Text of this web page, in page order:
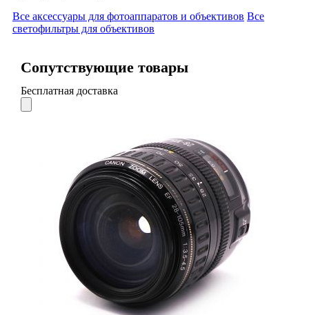
Все аксессуары для фотоаппаратов и объективов Все
светофильтры для объективов
Сопутствующие товары
Бесплатная доставка